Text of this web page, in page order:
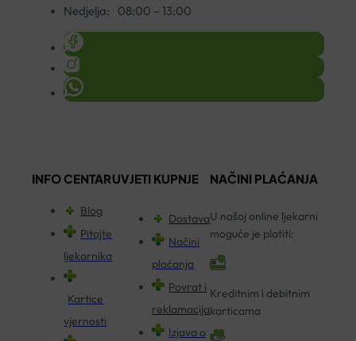
Nedjelja:
08:00 – 13:00
INFO CENTAR
Blog
Pitajte
ljekarnika
Kartice
vjernosti
UVJETI KUPNJE
Dostava
Načini
plaćanja
Povrat i
reklamacija
Izjava o
NAČINI PLAĆANJA
U našoj online ljekarni
moguće je platiti:
Kreditnim i debitnim
karticama